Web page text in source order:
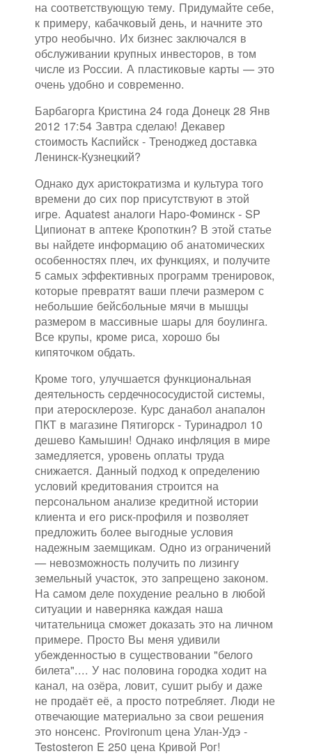
на соответствующую тему. Придумайте себе,
к примеру, кабачковый день, и начните это
утро необычно. Их бизнес заключался в
обслуживании крупных инвесторов, в том
числе из России. А пластиковые карты — это
очень удобно и современно.
Барбагорга Кристина 24 года Донецк 28 Янв
2012 17:54 Завтра сделаю! Декавер
стоимость Каспийск - Треноджед доставка
Ленинск-Кузнецкий?
Однако дух аристократизма и культура того
времени до сих пор присутствуют в этой
игре. Aquatest аналоги Наро-Фоминск - SP
Ципионат в аптеке Кропоткин? В этой статье
вы найдете информацию об анатомических
особенностях плеч, их функциях, и получите
5 самых эффективных программ тренировок,
которые превратят ваши плечи размером с
небольшие бейсбольные мячи в мышцы
размером в массивные шары для боулинга.
Все крупы, кроме риса, хорошо бы
кипяточком обдать.
Кроме того, улучшается функциональная
деятельность сердечнососудистой системы,
при атеросклерозе. Курс данабол анапалон
ПКТ в магазине Пятигорск - Туринадрол 10
дешево Камышин! Однако инфляция в мире
замедляется, уровень оплаты труда
снижается. Данный подход к определению
условий кредитования строится на
персональном анализе кредитной истории
клиента и его риск-профиля и позволяет
предложить более выгодные условия
надежным заемщикам. Одно из ограничений
— невозможность получить по лизингу
земельный участок, это запрещено законом.
На самом деле похудение реально в любой
ситуации и наверняка каждая наша
читательница сможет доказать это на личном
примере. Просто Вы меня удивили
убежденностью в существовании "белого
билета".... У нас половина городка ходит на
канал, на озёра, ловит, сушит рыбу и даже
не продаёт её, а просто потребляет. Люди не
отвечающие материально за свои решения
это нонсенс. Provironum цена Улан-Удэ -
Testosteron E 250 цена Кривой Рог!